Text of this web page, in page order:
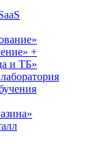
+
и ТБ»